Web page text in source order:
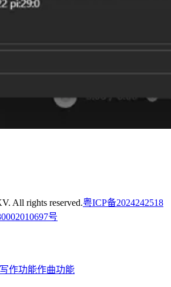
All rights reserved.粤ICP备2024242518
号
写作功能作曲功能